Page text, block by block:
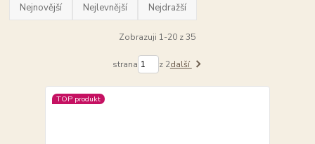
Nejnovější Nejlevnější Nejdražší
Zobrazuji 1-20 z 35
strana z 2další
TOP produkt